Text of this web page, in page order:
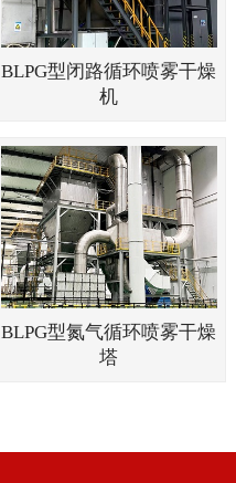
BLPG型闭路循环喷雾干燥
机
BLPG型氮气循环喷雾干燥
塔